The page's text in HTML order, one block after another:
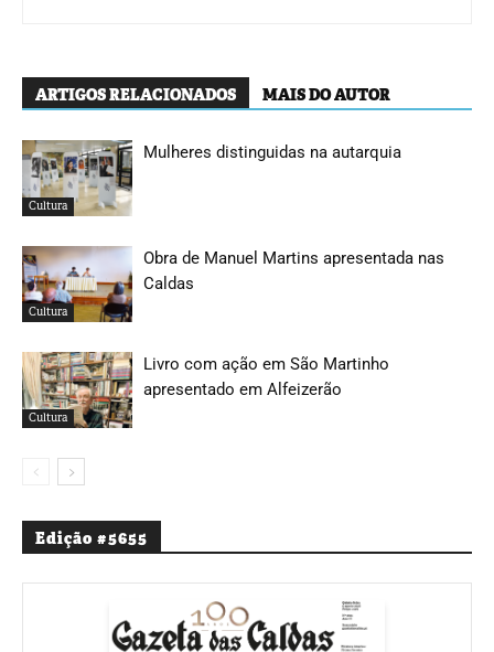
ARTIGOS RELACIONADOS MAIS DO AUTOR
Cultura
Mulheres distinguidas na autarquia
Cultura
Obra de Manuel Martins apresentada nas
Caldas
Cultura
Livro com ação em São Martinho
apresentado em Alfeizerão
Edição #5655